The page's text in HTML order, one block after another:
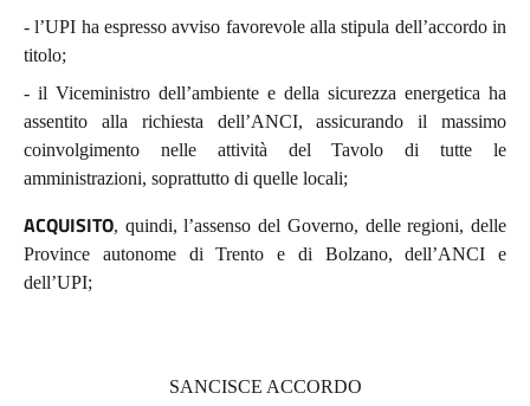
- l’UPI ha espresso avviso favorevole alla stipula dell’accordo in
titolo;
- il Viceministro dell’ambiente e della sicurezza energetica ha
assentito alla richiesta dell’ANCI, assicurando il massimo
coinvolgimento nelle attività del Tavolo di tutte le
amministrazioni, soprattutto di quelle locali;
ACQUISITO, quindi, l’assenso del Governo, delle regioni, delle
Province autonome di Trento e di Bolzano, dell’ANCI e
dell’UPI;
SANCISCE ACCORDO